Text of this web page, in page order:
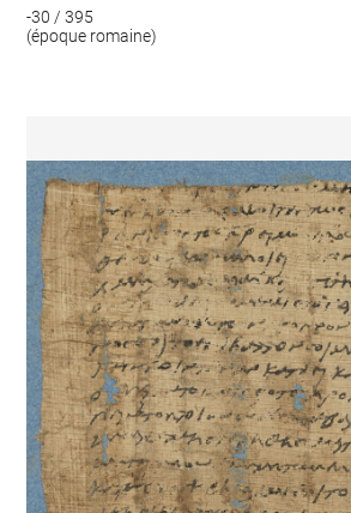
-30 / 395
(époque romaine)